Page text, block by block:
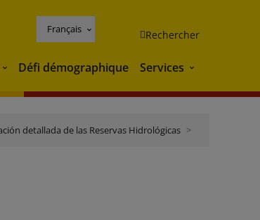
Français Rechercher
Environnement
Défi démographique Services Services
detallada de las Reservas Hidrológicas